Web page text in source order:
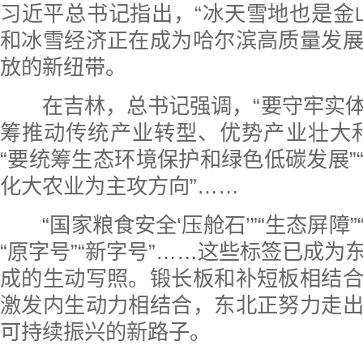
习近平总书记指出，“冰天雪地也是金
和冰雪经济正在成为哈尔滨高质量发
放的新纽带。
在吉林，总书记强调，“要守牢实
筹推动传统产业转型、优势产业壮大
“要统筹生态环境保护和绿色低碳发展
化大农业为主攻方向”……
“国家粮食安全‘压舱石’”“生态屏障
“原字号”“新字号”……这些标签已成为
成的生动写照。锻长板和补短板相结
激发内生动力相结合，东北正努力走
可持续振兴的新路子。